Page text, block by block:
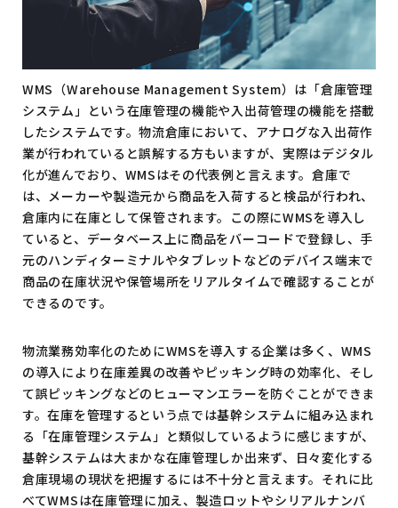
WMS（Warehouse Management System）は「倉庫管理
システム」という在庫管理の機能や入出荷管理の機能を搭載
したシステムです。物流倉庫において、アナログな入出荷作
業が行われていると誤解する方もいますが、実際はデジタル
化が進んでおり、WMSはその代表例と言えます。倉庫で
は、メーカーや製造元から商品を入荷すると検品が行われ、
倉庫内に在庫として保管されます。この際にWMSを導入し
ていると、データベース上に商品をバーコードで登録し、手
元のハンディターミナルやタブレットなどのデバイス端末で
商品の在庫状況や保管場所をリアルタイムで確認することが
できるのです。
物流業務効率化のためにWMSを導入する企業は多く、WMS
の導入により在庫差異の改善やピッキング時の効率化、そし
て誤ピッキングなどのヒューマンエラーを防ぐことができま
す。在庫を管理するという点では基幹システムに組み込まれ
る「在庫管理システム」と類似しているように感じますが、
基幹システムは大まかな在庫管理しか出来ず、日々変化する
倉庫現場の現状を把握するには不十分と言えます。それに比
べてWMSは在庫管理に加え、製造ロットやシリアルナンバ